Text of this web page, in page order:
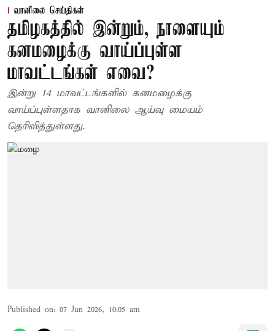
வானிலை செய்திகள்
தமிழகத்தில் இன்றும், நாளையும்
கனமழைக்கு வாய்ப்புள்ள
மாவட்டங்கள் எவை?
இன்று 14 மாவட்டங்களில் கனமழைக்கு
வாய்ப்புள்ளதாக வானிலை ஆய்வு மையம்
தெரிவித்துள்ளது.
Published on: 07 Jun 2026, 10:05 am